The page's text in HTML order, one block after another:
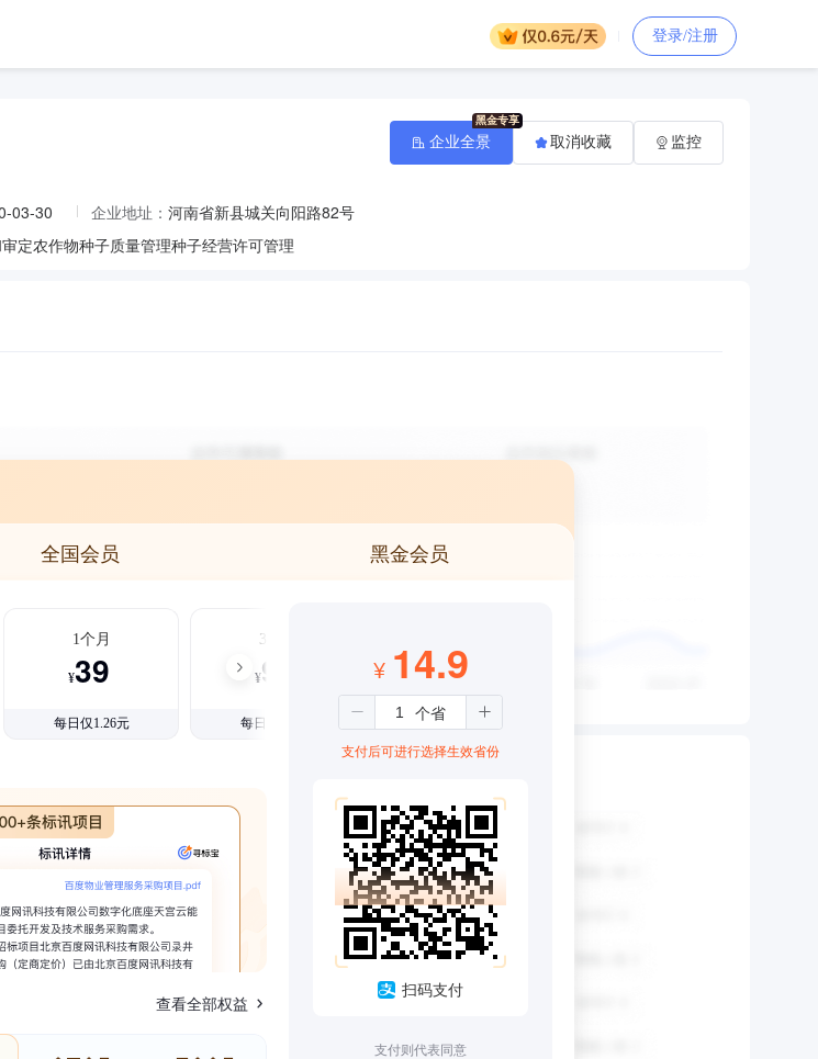
登录/注册
03-30 企业地址： 河南省新县城关向阳路82号
定农作物种子质量管理种子经营许可管理
企业全景 取消收藏 监控
全国会员 黑金会员
1个月
¥39
每日仅1.26元
3个月
¥99
每日仅1.08元
查看全部权益
¥ 14.9
支付后可进行选择生效省份
扫码支付
支付则代表同意